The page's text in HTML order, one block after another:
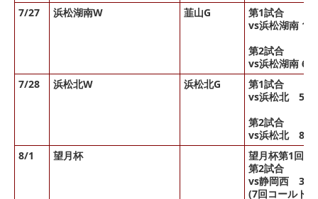
7/27
浜松湖南W 韮山G
第1試合
vs浜松湖南 1-
第2試合
vs浜松湖南 6-
7/28
浜松北W 浜松北G
第1試合
vs浜松北 5-6
第2試合
vs浜松北 8-3
8/1
望月杯
望月杯第1回戦
第2試合
vs静岡西 3-
(7回コールド)